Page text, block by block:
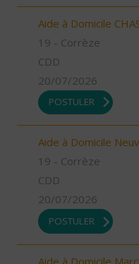
Aide à Domicile
19 - Corrèze
CDD
20/07/2026
POSTULER
Aide à Domicile
19 - Corrèze
CDD
20/07/2026
POSTULER
Aide à Domicile